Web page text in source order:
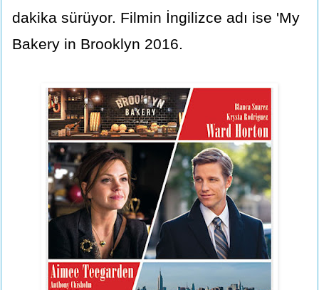
dakika sürüyor. Filmin İngilizce adı ise 'My
Bakery in Brooklyn 2016.